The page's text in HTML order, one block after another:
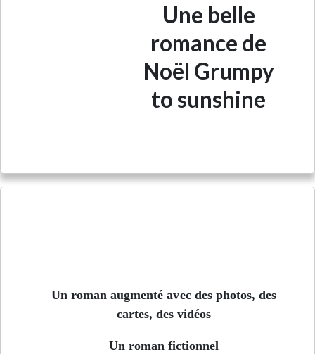
Une belle
romance de
Noël Grumpy
to sunshine
Un roman augmenté avec des photos, des
cartes, des vidéos
Un roman fictionnel